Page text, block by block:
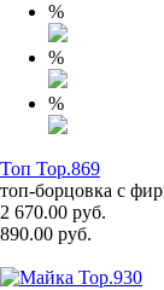
%
%
%
Топ Top.869
топ-борцовка с
2 670.00 руб.
890.00 руб.